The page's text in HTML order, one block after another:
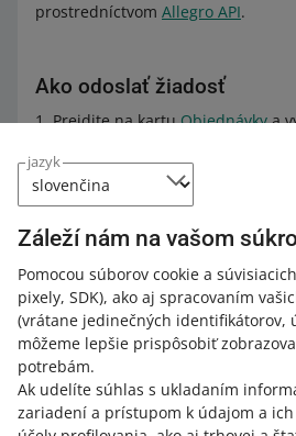
jazyk
Záleží nám na vašom
Pomocou súborov cookie a
pixely, SDK), ako aj spracovaním
(vrátane jedinečných identifikátorov,
môžeme lepšie prispôsobiť
potrebám.
Ak udelíte súhlas s ukladaním
zariadení a prístupom k údajom a
prostredníctvom Allegro API.
Ako odoslať žiadosť
Prejdite na kartuObjednávkya
vyhľadanie danej ponuky môžete
vyhľadávania. Stačí zadať
kupujúceho alebo číslo ponuky.
Vedľa vybranej ponuky kliknite
vyberteVrátenie provízie z
Z uvedenej objednávky vyberte
kupujúci vrátil. Tam môžete
napríklad ak kupujúci vráti 2 z 3
produktov.
Kliknite na tlačidlo [použiť].